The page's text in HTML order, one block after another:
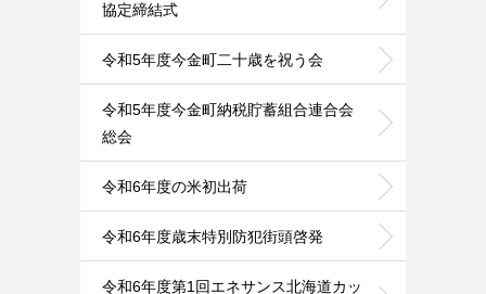
協定締結式
令和5年度今金町二十歳を祝う会
令和5年度今金町納税貯蓄組合連合会
総会
令和6年度の米初出荷
令和6年度歳末特別防犯街頭啓発
令和6年度第1回エネサンス北海道カッ